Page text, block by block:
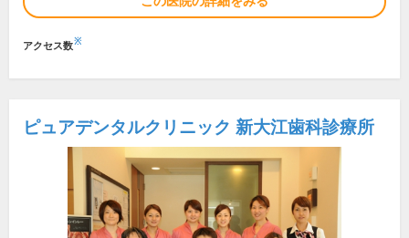
アクセス数※
ピュアデンタルクリニック 新大江歯科診療所